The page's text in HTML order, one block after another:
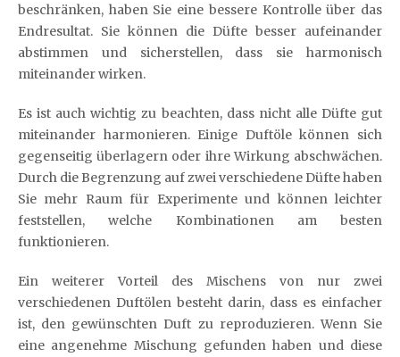
beschränken, haben Sie eine bessere Kontrolle über das
Endresultat. Sie können die Düfte besser aufeinander
abstimmen und sicherstellen, dass sie harmonisch
miteinander wirken.
Es ist auch wichtig zu beachten, dass nicht alle Düfte gut
miteinander harmonieren. Einige Duftöle können sich
gegenseitig überlagern oder ihre Wirkung abschwächen.
Durch die Begrenzung auf zwei verschiedene Düfte haben
Sie mehr Raum für Experimente und können leichter
feststellen, welche Kombinationen am besten
funktionieren.
Ein weiterer Vorteil des Mischens von nur zwei
verschiedenen Duftölen besteht darin, dass es einfacher
ist, den gewünschten Duft zu reproduzieren. Wenn Sie
eine angenehme Mischung gefunden haben und diese